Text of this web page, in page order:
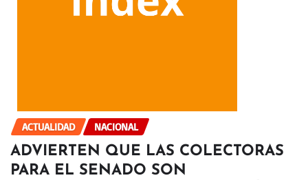
ACTUALIDAD NACIONAL
ADVIERTEN QUE LAS COLECTORAS
PARA EL SENADO SON